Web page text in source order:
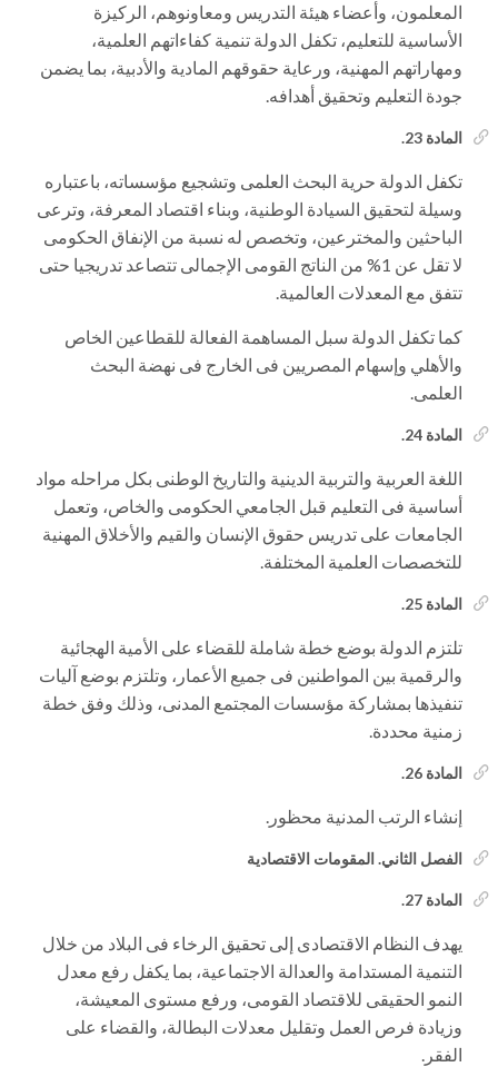
المعلمون، وأعضاء هيئة التدريس ومعاونوهم، الركيزة
الأساسية للتعليم، تكفل الدولة تنمية كفاءاتهم العلمية،
ومهاراتهم المهنية، ورعاية حقوقهم المادية والأدبية، بما يضمن
جودة التعليم وتحقيق أهدافه.
المادة 23.
تكفل الدولة حرية البحث العلمى وتشجيع مؤسساته، باعتباره
وسيلة لتحقيق السيادة الوطنية، وبناء اقتصاد المعرفة، وترعى
الباحثين والمخترعين، وتخصص له نسبة من الإنفاق الحكومى
لا تقل عن 1% من الناتج القومى الإجمالى تتصاعد تدريجيا حتى
تتفق مع المعدلات العالمية.
كما تكفل الدولة سبل المساهمة الفعالة للقطاعين الخاص
والأهلي وإسهام المصريين فى الخارج فى نهضة البحث
العلمى.
المادة 24.
اللغة العربية والتربية الدينية والتاريخ الوطنى بكل مراحله مواد
أساسية فى التعليم قبل الجامعي الحكومى والخاص، وتعمل
الجامعات على تدريس حقوق الإنسان والقيم والأخلاق المهنية
للتخصصات العلمية المختلفة.
المادة 25.
تلتزم الدولة بوضع خطة شاملة للقضاء على الأمية الهجائية
والرقمية بين المواطنين فى جميع الأعمار، وتلتزم بوضع آليات
تنفيذها بمشاركة مؤسسات المجتمع المدنى، وذلك وفق خطة
زمنية محددة.
المادة 26.
إنشاء الرتب المدنية محظور.
الفصل الثاني. المقومات الاقتصادية
المادة 27.
يهدف النظام الاقتصادى إلى تحقيق الرخاء فى البلاد من خلال
التنمية المستدامة والعدالة الاجتماعية، بما يكفل رفع معدل
النمو الحقيقى للاقتصاد القومى، ورفع مستوى المعيشة،
وزيادة فرص العمل وتقليل معدلات البطالة، والقضاء على
الفقر.